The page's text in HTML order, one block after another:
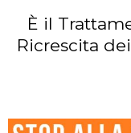
È il
Ricrescita